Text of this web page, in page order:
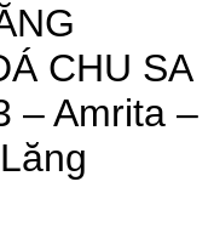
CHU SA
– Amrita –